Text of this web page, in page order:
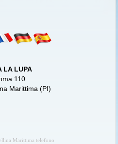
LA LUPA
110
Marittima (PI)
Marittima telefono